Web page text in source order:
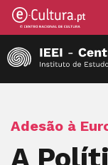
Adesão à
A